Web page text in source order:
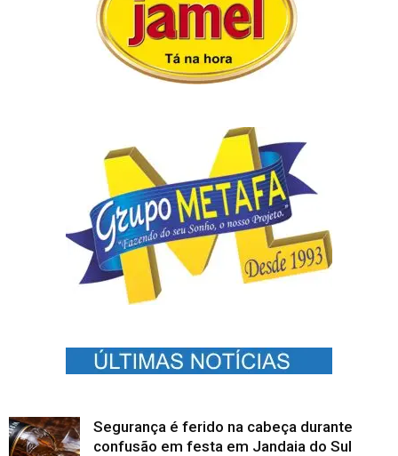
Segurança é ferido na cabeça durante
confusão em festa em Jandaia do Sul